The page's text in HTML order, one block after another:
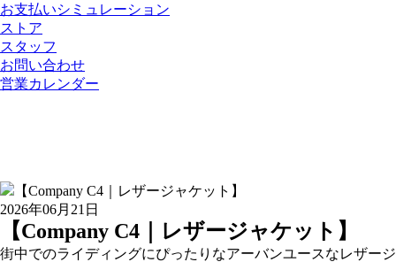
お支払いシミュレーション
ストア
スタッフ
お問い合わせ
営業カレンダー
2026年06月21日
【Company C4｜レザージャケット】
街中でのライディングにぴったりなアーバンユースなレザージ